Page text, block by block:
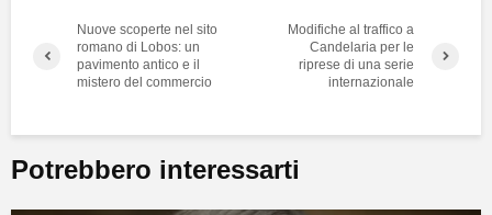
Nuove scoperte nel sito
romano di Lobos: un
pavimento antico e il
mistero del commercio
Modifiche al traffico a
Candelaria per le
riprese di una serie
internazionale
Potrebbero interessarti